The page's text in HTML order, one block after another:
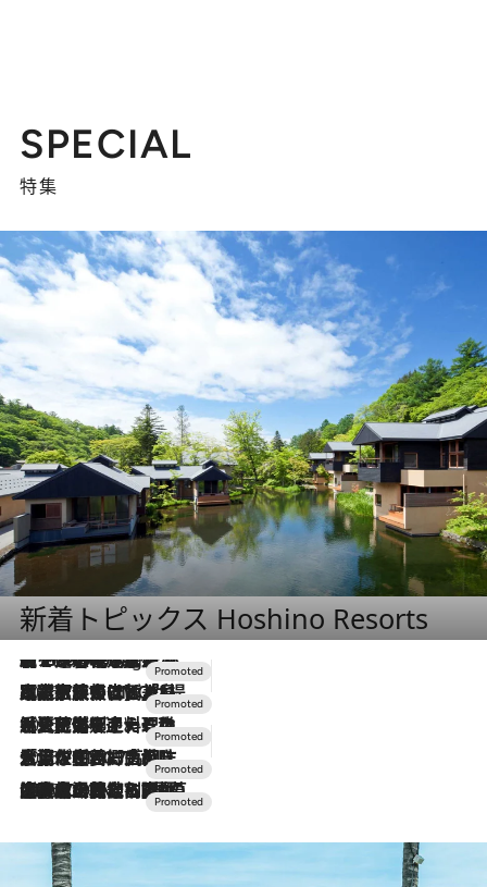
SPECIAL
特集
新着トピックス Hoshino Resorts
10 Hours Ago
【トンボの足水浴】ヒノキの香りに包まれて涼感マックス！約13℃の湧水かけ流しを避暑地「星野温泉 トンボの湯」で体験
2026.7.31
【ホテル帰省】という選択肢をOMOが提案。家族とほどよい距離を保つには「昼は実家、夜は気兼ねなくホテルで！」
2026.7.24
【夏限定ディナーコース】旬を迎える稚鮎や花ズッキーニなどをイタリア・トスカーナの郷土料理の手法で満喫！
2026.7.17
「土佐和ハーブかき氷」がOMO7高知に登場！生姜、山椒、大葉など目にも舌にも涼を呼ぶ郷土の味
2026.7.10
NEW OPEN！【界 草津】名湯の地に誕生。趣の異なる2種の温泉と上州ならではの会席・蕎麦割烹など美食を味わう究極の癒やし旅